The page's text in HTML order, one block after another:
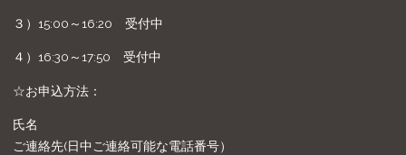
３）15:00～16:20 受付中
４）16:30～17:50 受付中
☆お申込方法：
氏名
ご連絡先(日中ご連絡可能な電話番号）